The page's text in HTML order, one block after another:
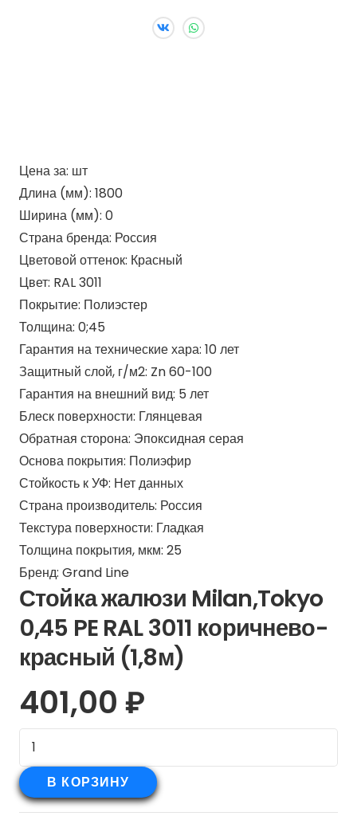
Цена за: шт
Длина (мм): 1800
Ширина (мм): 0
Страна бренда: Россия
Цветовой оттенок: Красный
Цвет: RAL 3011
Покрытие: Полиэстер
Толщина: 0;45
Гарантия на технические хара: 10 лет
Защитный слой, г/м2: Zn 60-100
Гарантия на внешний вид: 5 лет
Блеск поверхности: Глянцевая
Обратная сторона: Эпоксидная серая
Основа покрытия: Полиэфир
Стойкость к УФ: Нет данных
Страна производитель: Россия
Текстура поверхности: Гладкая
Толщина покрытия, мкм: 25
Бренд: Grand Line
Стойка жалюзи Milan,Tokyo
0,45 PE RAL 3011 коричнево-
красный (1,8м)
401,00 ₽
Количество
товара
Стойка
жалюзи
В КОРЗИНУ